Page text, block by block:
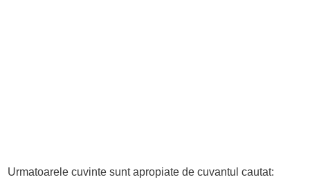
Urmatoarele cuvinte sunt apropiate de cuvantul cautat: